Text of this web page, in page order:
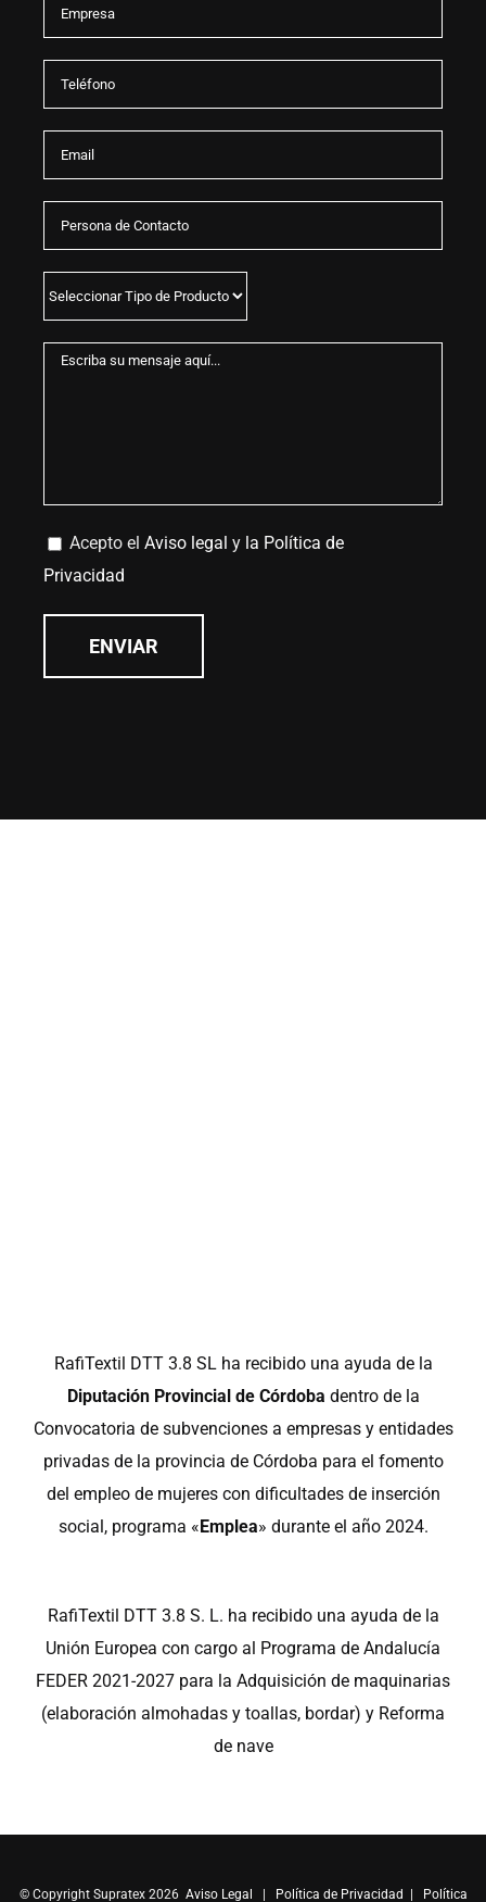
Acepto elAviso legal y la Política de
Privacidad
RafiTextil DTT 3.8 SL ha recibido una ayuda de la
Diputación Provincial de Córdoba dentro de la
Convocatoria de subvenciones a empresas y entidades
privadas de la provincia de Córdoba para el fomento
del empleo de mujeres con dificultades de inserción
social, programa «Emplea» durante el año 2024.
RafiTextil DTT 3.8 S. L. ha recibido una ayuda de la
Unión Europea con cargo al Programa de Andalucía
FEDER 2021-2027 para la Adquisición de maquinarias
(elaboración almohadas y toallas, bordar) y Reforma
de nave
© Copyright Supratex 2026 Aviso Legal Política de Privacidad Política